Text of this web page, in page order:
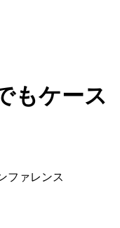
もケース
ファレンス